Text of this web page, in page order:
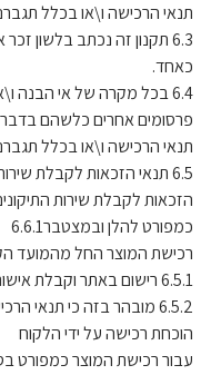
תנאי הרכישה ו\או בכלל
6.3 תקנון זה נכתב בלשון
כאחד.
6.4 בכל מקרה של אי הבנה
פרסומים אחרים כלשהם בדבר
תנאי הרכישה ו\או בכלל
6.5 תנאי הזכאות לקבלת שירות התיקונים
הזכאות לקבלת שירות
כמפורט להלן ובמצטבר6.6.1
רכישת המוצר החל מהמועד הקבוע
6.5.1 רישום באתר וקבלת אישור זכאות.
6.5.2 מובהר בזה כי
הוכחת רכישה על ידי הלקוח
עבור רכישת המוצר כמפורט בסעיף